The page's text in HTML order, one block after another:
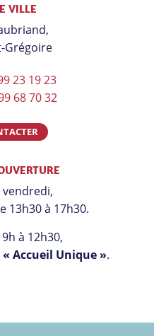
la
chaîne
Youtube
VILLE
Grégoire
23 19 23
68 70 32
13h30 à 17h30.
à 12h30,
« Accueil Unique ».